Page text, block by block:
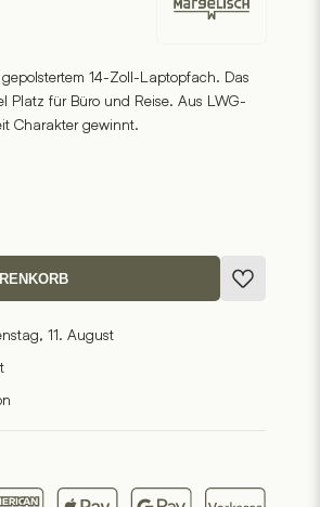
14-Zoll-Laptopfach. Das
Platz für Büro und Reise. Aus LWG-
Charakter gewinnt.
11. August